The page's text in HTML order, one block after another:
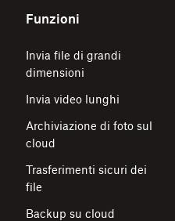
Funzioni
Invia file di grandi
dimensioni
Invia video lunghi
Archiviazione di foto sul
cloud
Trasferimenti sicuri dei
file
Backup su cloud